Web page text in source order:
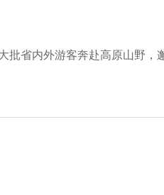
批省内外游客奔赴高原山野，